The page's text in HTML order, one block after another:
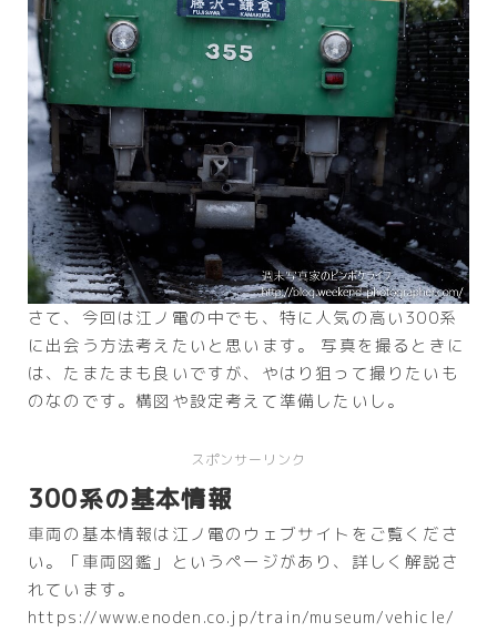
さて、今回は江ノ電の中でも、特に人気の高い300系
に出会う方法考えたいと思います。 写真を撮るときに
は、たまたまも良いですが、やはり狙って撮りたいも
のなのです。構図や設定考えて準備したいし。
スポンサーリンク
300系の基本情報
車両の基本情報は江ノ電のウェブサイトをご覧くださ
い。「車両図鑑」というページがあり、詳しく解説さ
れています。
https://www.enoden.co.jp/train/museum/vehicle/